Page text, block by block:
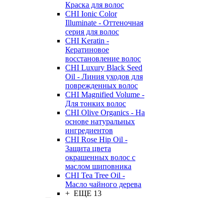
Краска для волос
CHI Ionic Color
Illuminate - Оттеночная
серия для волос
CHI Keratin -
Кератиновое
восстановление волос
CHI Luxury Black Seed
Oil - Линия уходов для
поврежденных волос
CHI Magnified Volume -
Для тонких волос
CHI Olive Organics - На
основе натуральных
ингредиентов
CHI Rose Hip Oil -
Защита цвета
окрашенных волос с
маслом шиповника
CHI Tea Tree Oil -
Масло чайного дерева
+ ЕЩЕ 13